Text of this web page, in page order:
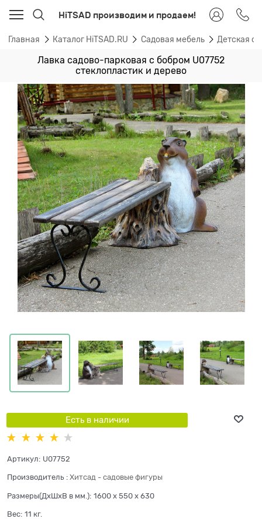
HiTSAD производим и продаем!
Главная Каталог HiTSAD.RU Садовая мебель Детская
Лавка садово-парковая с бобром U07752
стеклопластик и дерево
Есть в наличии
Артикул: U07752
Производитель : Хитсад - садовые фигуры
Размеры(ДхШхВ в мм.): 1600 x 550 x 630
Вес: 11 кг.